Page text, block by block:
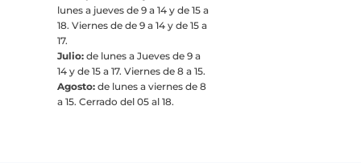
lunes a jueves de 9 a 14 y de 15 a
18. Viernes de de 9 a 14 y de 15 a
17.
Julio: de lunes a Jueves de 9 a
14 y de 15 a 17. Viernes de 8 a 15.
Agosto: de lunes a viernes de 8
a 15. Cerrado del 05 al 18.